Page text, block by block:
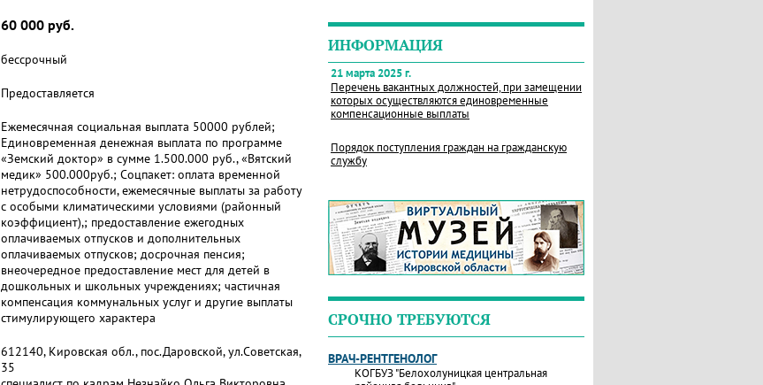
60 000 руб.
бессрочный
Предоставляется
Ежемесячная социальная выплата 50000 рублей;
Единовременная денежная выплата по программе
«Земский доктор» в сумме 1.500.000 руб., «Вятский
медик» 500.000руб.; Соцпакет: оплата временной
нетрудоспособности, ежемесячные выплаты за работу
с особыми климатическими условиями (районный
коэффициент),; предоставление ежегодных
оплачиваемых отпусков и дополнительных
оплачиваемых отпусков; досрочная пенсия;
внеочередное предоставление мест для детей в
дошкольных и школьных учреждениях; частичная
компенсация коммунальных услуг и другие выплаты
стимулирующего характера
612140, Кировская обл., пос.Даровской, ул.Советская,
35
ИНФОРМАЦИЯ
21 марта 2025 г.
Перечень вакантных должностей, при замещении
которых осуществляются единовременные
компенсационные выплаты
Порядок поступления граждан на гражданскую
службу
СРОЧНО ТРЕБУЮТСЯ
ВРАЧ-РЕНТГЕНОЛОГ
КОГБУЗ "Белохолуницкая центральная